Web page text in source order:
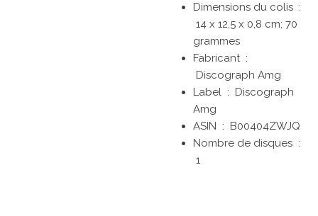
Dimensions du colis ‏ :
14 x 12,5 x 0,8 cm; 70
grammes
Fabricant ‏ :
Discograph Amg
Label ‏ : ‎ Discograph
Amg
ASIN ‏ : ‎ B00404ZWJQ
Nombre de disques ‏ :
1